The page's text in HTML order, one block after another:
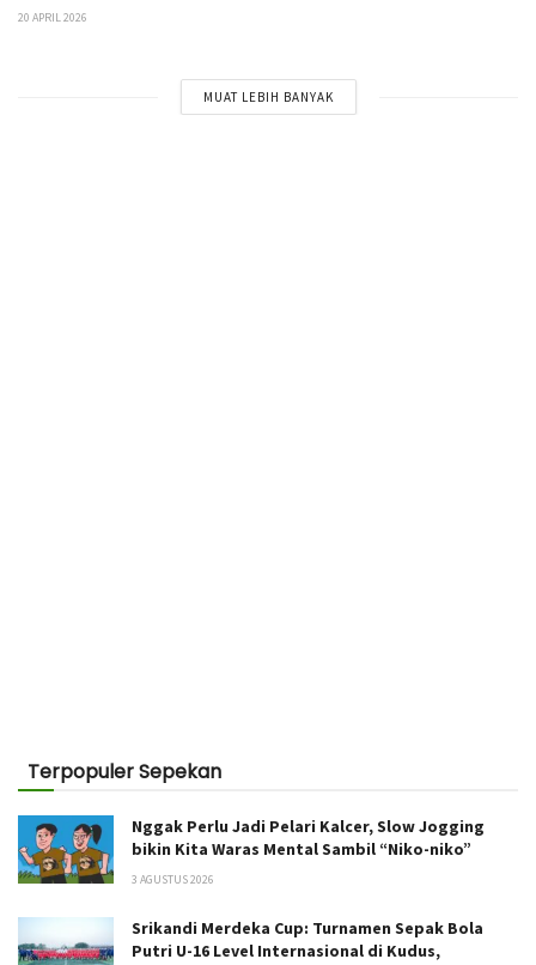
20 APRIL 2026
MUAT LEBIH BANYAK
Terpopuler Sepekan
Nggak Perlu Jadi Pelari Kalcer, Slow Jogging
bikin Kita Waras Mental Sambil “Niko-niko”
3 AGUSTUS 2026
Srikandi Merdeka Cup: Turnamen Sepak Bola
Putri U-16 Level Internasional di Kudus,